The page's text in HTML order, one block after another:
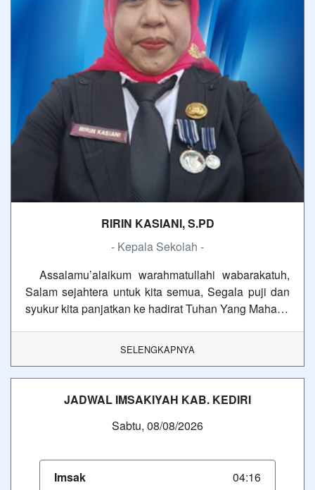
RIRIN KASIANI, S.PD
- Kepala Sekolah -
Assalamu’alaikum warahmatullahi wabarakatuh,
Salam sejahtera untuk kita semua, Segala puji dan
syukur kita panjatkan ke hadirat Tuhan Yang Maha…
SELENGKAPNYA
JADWAL IMSAKIYAH KAB. KEDIRI
Sabtu, 08/08/2026
Imsak 04:16